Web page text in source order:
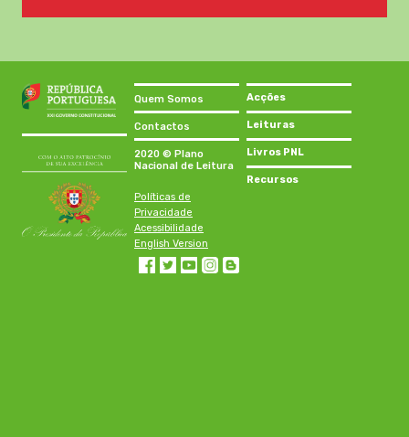
Quem Somos
Contactos
2020 © Plano
Nacional de Leitura
Políticas de
Privacidade
Acessibilidade
English Version
Acções
Leituras
Livros PNL
Recursos